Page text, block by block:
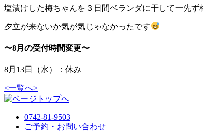
塩漬けした梅ちゃんを３日間ベランダに干して一先ず
夕立が来ないか気が気じゃなかったです
〜8月の受付時間変更〜
8月13日（水）：休み
<一覧へ>
0742-81-9503
ご予約・お問い合わせ